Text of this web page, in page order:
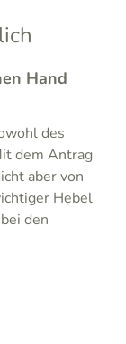
Hand
des
dem Antrag
aber von
Hebel
den